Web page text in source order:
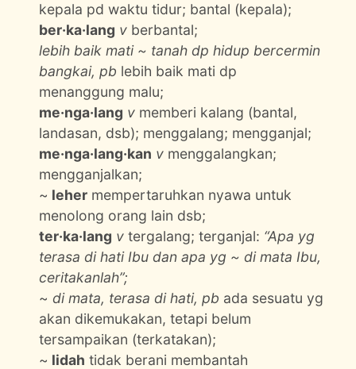
kepala pd waktu tidur; bantal (kepala);
ber·ka·lang v berbantal;
lebih baik mati ~ tanah dp hidup bercermin
bangkai, pb lebih baik mati dp
menanggung malu;
me·nga·lang v memberi kalang (bantal,
landasan, dsb); menggalang; mengganjal;
me·nga·lang·kan v menggalangkan;
mengganjalkan;
~ leher mempertaruhkan nyawa untuk
menolong orang lain dsb;
ter·ka·lang v tergalang; terganjal: “Apa yg
terasa di hati Ibu dan apa yg ~ di mata Ibu,
ceritakanlah”;
~ di mata, terasa di hati, pb ada sesuatu yg
akan dikemukakan, tetapi belum
tersampaikan (terkatakan);
~ lidah tidak berani membantah